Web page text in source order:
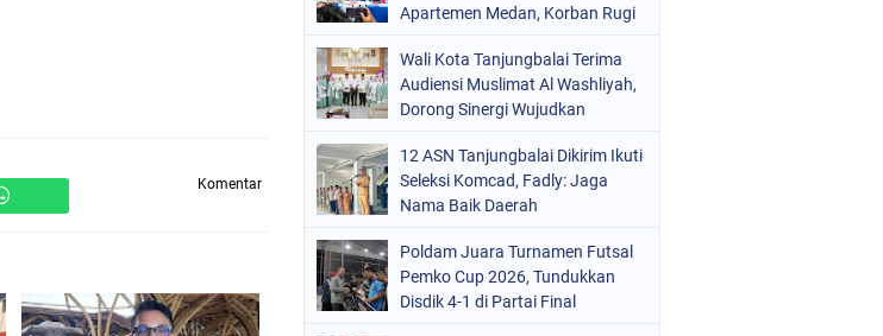
Komentar
Apartemen Medan, Korban Rugi
Wali Kota Tanjungbalai Terima
Audiensi Muslimat Al Washliyah,
Dorong Sinergi Wujudkan
12 ASN Tanjungbalai Dikirim Ikuti
Seleksi Komcad, Fadly: Jaga
Nama Baik Daerah
Poldam Juara Turnamen Futsal
Pemko Cup 2026, Tundukkan
Disdik 4-1 di Partai Final